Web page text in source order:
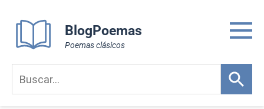
content
BlogPoemas
Poemas clásicos